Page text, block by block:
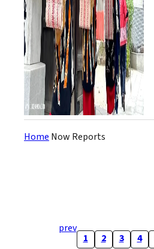
Home Now Reports
prev
1 2 3 4